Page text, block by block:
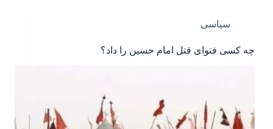
سیاسی
چه کسی فتوای قتل امام حسین را داد؟